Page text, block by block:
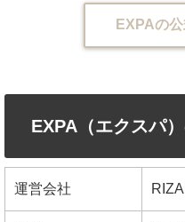
EXPAの
EXPA（エクスパ
運営会社